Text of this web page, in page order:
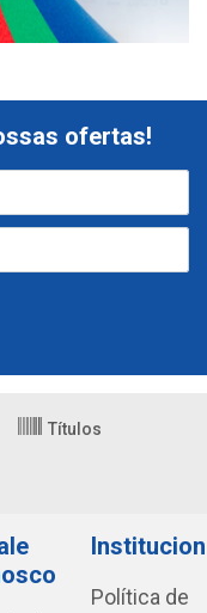
ofertas!
Títulos
Política de